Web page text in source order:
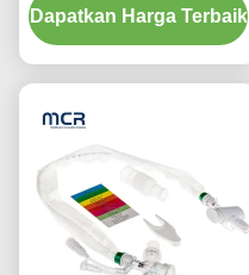
Elbow Untuk Rumah
Sakit
Dapatkan Harga Terbaik